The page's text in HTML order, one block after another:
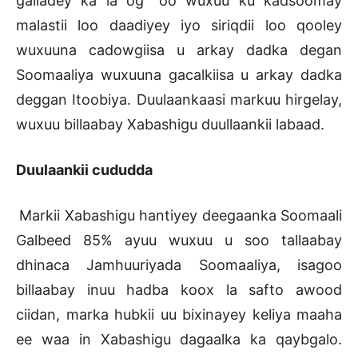
malastii loo daadiyey iyo siriqdii loo qooley
wuxuuna cadowgiisa u arkay dadka degan
Soomaaliya wuxuuna gacalkiisa u arkay dadka
deggan Itoobiya. Duulaankaasi markuu hirgelay,
wuxuu billaabay Xabashigu duullaankii labaad.
Duulaankii cududda
Markii Xabashigu hantiyey deegaanka Soomaali
Galbeed 85% ayuu wuxuu u soo tallaabay
dhinaca Jamhuuriyada Soomaaliya, isagoo
billaabay inuu hadba koox la safto awood
ciidan, marka hubkii uu bixinayey keliya maaha
ee waa in Xabashigu dagaalka ka qaybgalo.